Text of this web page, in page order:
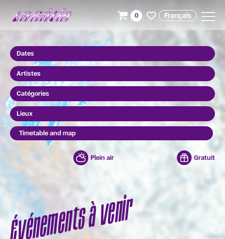
Dates
Artistes
Catégories
Lieux
Timetable and map
Plein air Gratuit
Événements à venir
0 Français